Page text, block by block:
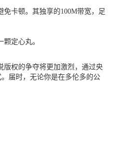
卡顿。其独享的100M带宽，足
定心丸。
版权的争夺将更加激烈，通过央
届时，无论你是在多伦多的公